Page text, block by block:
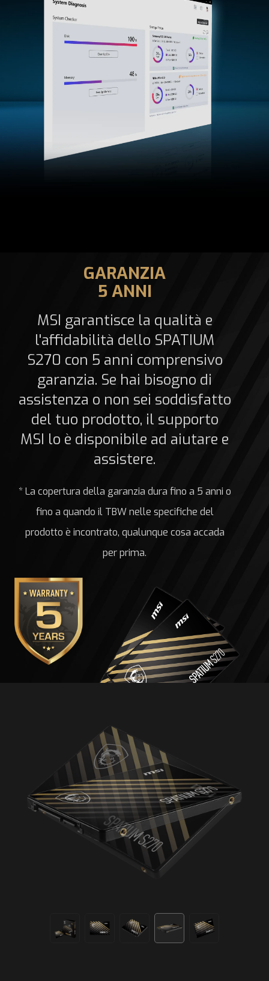
GARANZIA
5 ANNI
MSI garantisce la qualità e
l'affidabilità dello SPATIUM
S270 con 5 anni comprensivo
garanzia. Se hai bisogno di
assistenza o non sei soddisfatto
del tuo prodotto, il supporto
MSI lo è disponibile ad aiutare e
assistere.
* La copertura della garanzia dura fino a 5 anni o
fino a quando il TBW nelle specifiche del
prodotto è incontrato, qualunque cosa accada
per prima.